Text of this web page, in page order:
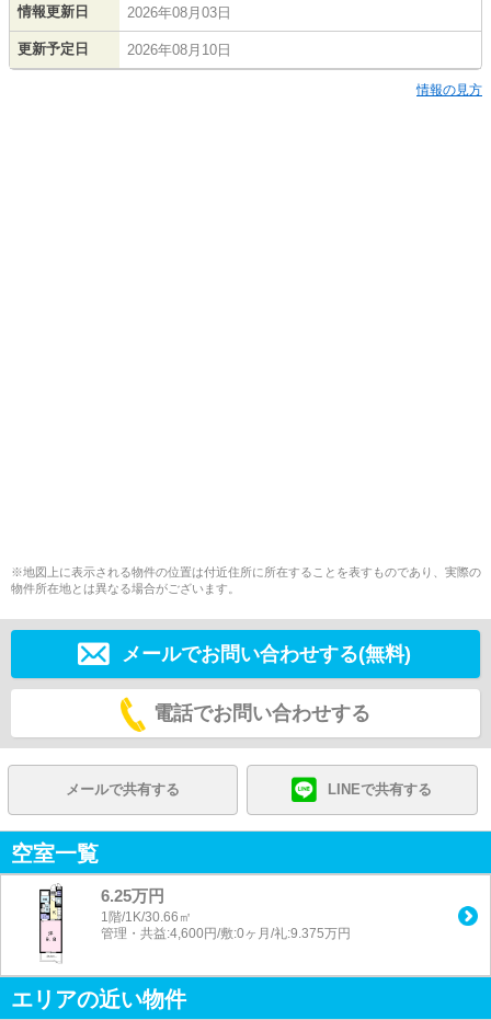
情報更新日 2026年08月03日
更新予定日 2026年08月10日
情報の見方
※地図上に表示される物件の位置は付近住所に所在することを表すものであり、実際の
物件所在地とは異なる場合がございます。
メールでお問い合わせする(無料)
電話でお問い合わせする
メールで共有する LINEで共有する
空室一覧
6.25万円
1階/1K/30.66㎡
管理・共益:4,600円/敷:0ヶ月/礼:9.375万円
エリアの近い物件